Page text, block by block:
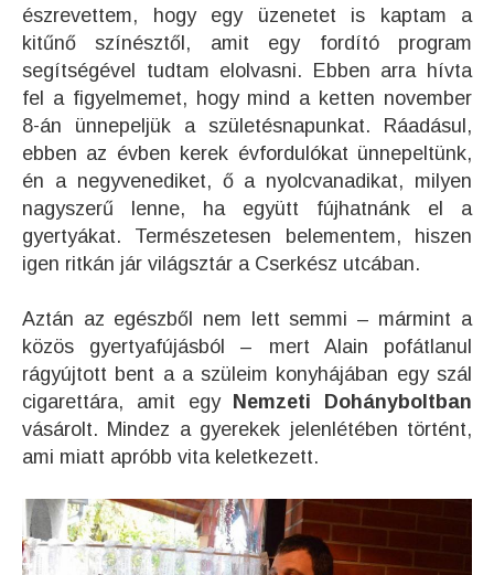
észrevettem, hogy egy üzenetet is kaptam a
kitűnő színésztől, amit egy fordító program
segítségével tudtam elolvasni. Ebben arra hívta
fel a figyelmemet, hogy mind a ketten november
8-án ünnepeljük a születésnapunkat. Ráadásul,
ebben az évben kerek évfordulókat ünnepeltünk,
én a negyvenediket, ő a nyolcvanadikat, milyen
nagyszerű lenne, ha együtt fújhatnánk el a
gyertyákat. Természetesen belementem, hiszen
igen ritkán jár világsztár a Cserkész utcában.
Aztán az egészből nem lett semmi – mármint a
közös gyertyafújásból – mert Alain pofátlanul
rágyújtott bent a a szüleim konyhájában egy szál
cigarettára, amit egy
Nemzeti Dohányboltban
vásárolt. Mindez a gyerekek jelenlétében történt,
ami miatt apróbb vita keletkezett.